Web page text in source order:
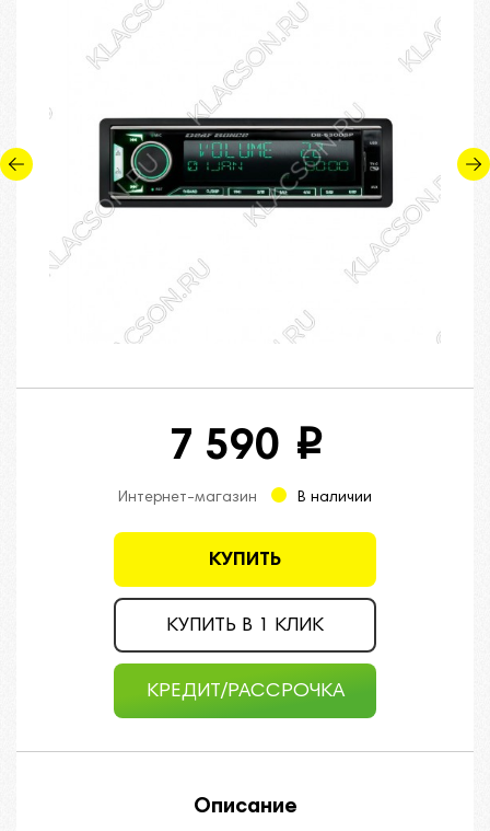
7 590 i
КУПИТЬ
КУПИТЬ В 1 КЛИК
КРЕДИТ/РАССРОЧКА
Интернет-магазин В наличии
Описание